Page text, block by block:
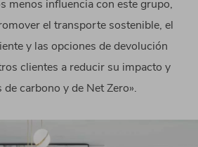
menos influencia con este grupo,
el transporte sostenible, el
y las opciones de devolución
clientes a reducir su impacto y
carbono y de Net Zero».